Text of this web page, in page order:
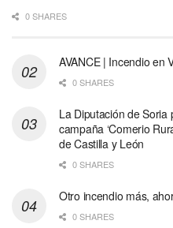
0 SHARES
AVANCE | Incendio en
0 SHARES
La Diputación de Soria
campaña ‘Comerio
de Castilla y León
0 SHARES
Otro incendio más,
0 SHARES